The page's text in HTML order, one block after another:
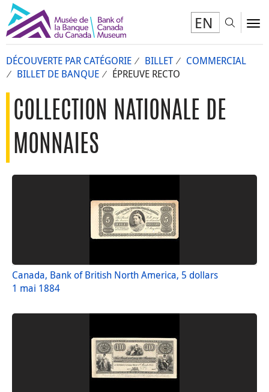
EN
DÉCOUVERTE PAR CATÉGORIE BILLET
COMMERCIAL
BILLET DE BANQUE
ÉPREUVE RECTO
COLLECTION NATIONALE DE
MONNAIES
Canada, Bank of British North America, 5 dollars
1 mai 1884